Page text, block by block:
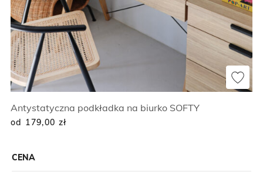
CENA
Antystatyczna podkładka na biurko SOFTY
od 179,00zł